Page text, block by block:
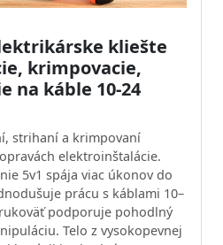
kliešte
krimpovacie,
na káble 10-24
strihaní a krimpovaní
elektroinštalácie.
5v1 spája viac úkonov do
prácu s káblami 10–
podporuje pohodlný
Telo z vysokopevnej